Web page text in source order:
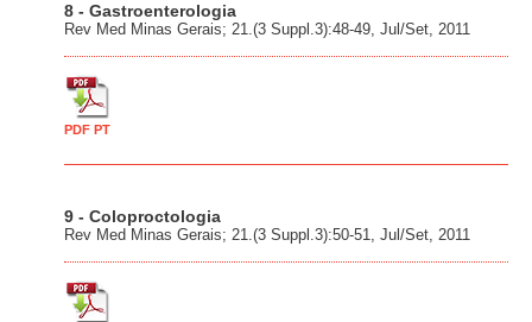
8 - Gastroenterologia
Rev Med Minas Gerais; 21.(3 Suppl.3):48-49, Jul/Set, 2011
PDF PT
9 - Coloproctologia
Rev Med Minas Gerais; 21.(3 Suppl.3):50-51, Jul/Set, 2011